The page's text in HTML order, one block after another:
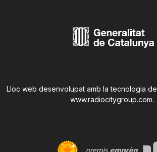
Lloc web desenvolupat amb la tecnologia de
www.radiocitygroup.com.